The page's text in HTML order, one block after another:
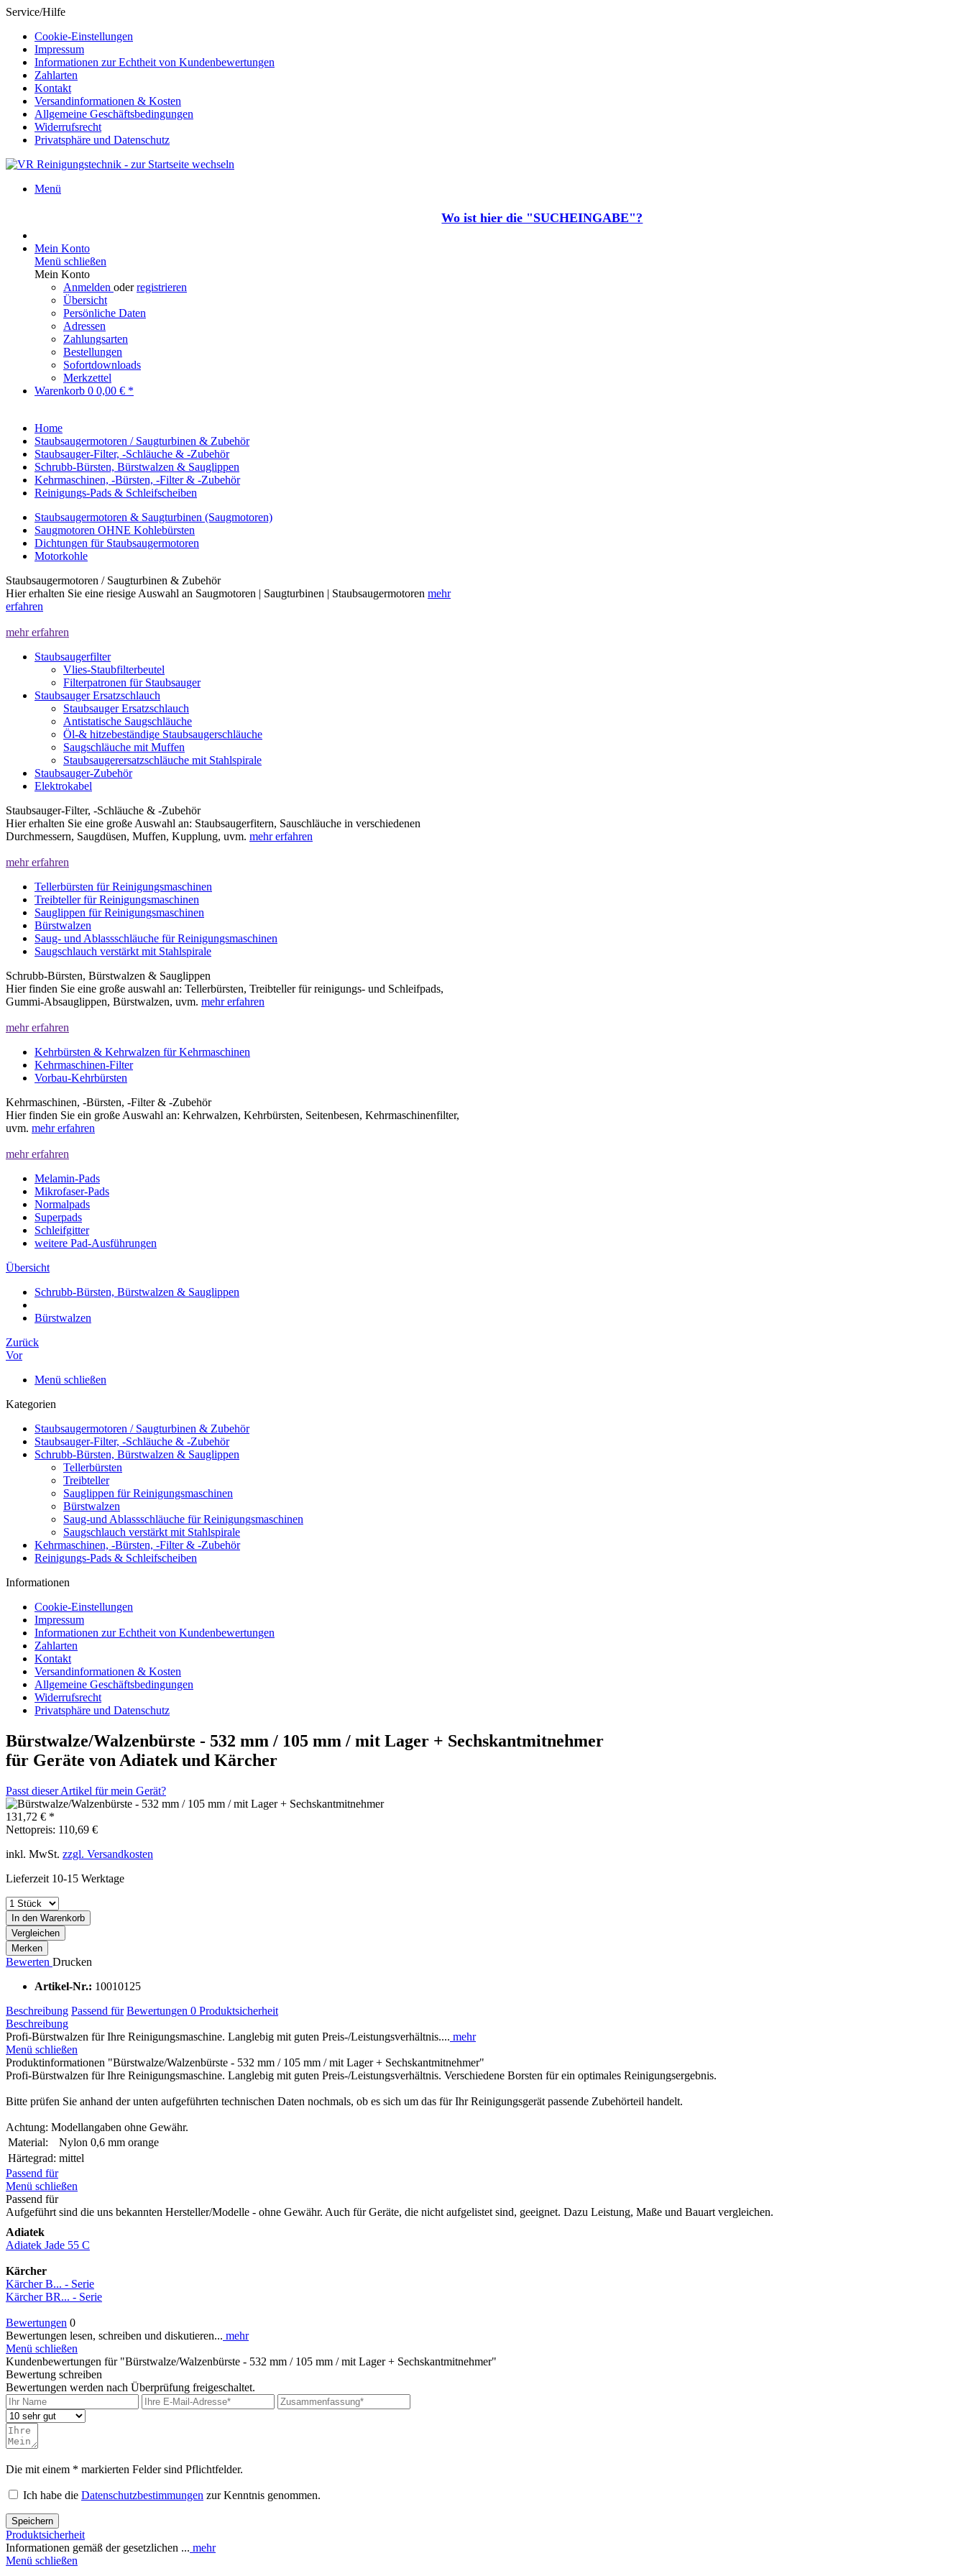
Service/Hilfe
Cookie-Einstellungen
Impressum
Informationen zur Echtheit von Kundenbewertungen
Zahlarten
Kontakt
Versandinformationen & Kosten
Allgemeine Geschäftsbedingungen
Widerrufsrecht
Privatsphäre und Datenschutz
Menü
Wo ist hier die "SUCHEINGABE"?
Mein Konto
Menü schließen
Mein Konto
Anmelden oderregistrieren
Übersicht
Persönliche Daten
Adressen
Zahlungsarten
Bestellungen
Sofortdownloads
Merkzettel
Warenkorb 0 0,00 € *
Home
Staubsaugermotoren / Saugturbinen & Zubehör
Staubsauger-Filter, -Schläuche & -Zubehör
Schrubb-Bürsten, Bürstwalzen & Sauglippen
Kehrmaschinen, -Bürsten, -Filter & -Zubehör
Reinigungs-Pads & Schleifscheiben
Staubsaugermotoren & Saugturbinen (Saugmotoren)
Saugmotoren OHNE Kohlebürsten
Dichtungen für Staubsaugermotoren
Motorkohle
Staubsaugermotoren / Saugturbinen & Zubehör
Hier erhalten Sie eine riesige Auswahl an Saugmotoren | Saugturbinen | Staubsaugermotoren mehr
erfahren
mehr erfahren
Staubsaugerfilter
Vlies-Staubfilterbeutel
Filterpatronen für Staubsauger
Staubsauger Ersatzschlauch
Staubsauger Ersatzschlauch
Antistatische Saugschläuche
Öl-& hitzebeständige Staubsaugerschläuche
Saugschläuche mit Muffen
Staubsaugerersatzschläuche mit Stahlspirale
Staubsauger-Zubehör
Elektrokabel
Staubsauger-Filter, -Schläuche & -Zubehör
Hier erhalten Sie eine große Auswahl an: Staubsaugerfitern, Sauschläuche in verschiedenen
Durchmessern, Saugdüsen, Muffen, Kupplung, uvm. mehr erfahren
mehr erfahren
Tellerbürsten für Reinigungsmaschinen
Treibteller für Reinigungsmaschinen
Sauglippen für Reinigungsmaschinen
Bürstwalzen
Saug- und Ablassschläuche für Reinigungsmaschinen
Saugschlauch verstärkt mit Stahlspirale
Schrubb-Bürsten, Bürstwalzen & Sauglippen
Hier finden Sie eine große auswahl an: Tellerbürsten, Treibteller für reinigungs- und Schleifpads,
Gummi-Absauglippen, Bürstwalzen, uvm. mehr erfahren
mehr erfahren
Kehrbürsten & Kehrwalzen für Kehrmaschinen
Kehrmaschinen-Filter
Vorbau-Kehrbürsten
Kehrmaschinen, -Bürsten, -Filter & -Zubehör
Hier finden Sie ein große Auswahl an: Kehrwalzen, Kehrbürsten, Seitenbesen, Kehrmaschinenfilter,
uvm. mehr erfahren
mehr erfahren
Melamin-Pads
Mikrofaser-Pads
Normalpads
Superpads
Schleifgitter
weitere Pad-Ausführungen
Übersicht
Schrubb-Bürsten, Bürstwalzen & Sauglippen
Bürstwalzen
Zurück
Vor
Menü schließen
Kategorien
Staubsaugermotoren / Saugturbinen & Zubehör
Staubsauger-Filter, -Schläuche & -Zubehör
Schrubb-Bürsten, Bürstwalzen & Sauglippen
Tellerbürsten
Treibteller
Sauglippen für Reinigungsmaschinen
Bürstwalzen
Saug-und Ablassschläuche für Reinigungsmaschinen
Saugschlauch verstärkt mit Stahlspirale
Kehrmaschinen, -Bürsten, -Filter & -Zubehör
Reinigungs-Pads & Schleifscheiben
Informationen
Cookie-Einstellungen
Impressum
Informationen zur Echtheit von Kundenbewertungen
Zahlarten
Kontakt
Versandinformationen & Kosten
Allgemeine Geschäftsbedingungen
Widerrufsrecht
Privatsphäre und Datenschutz
Bürstwalze/Walzenbürste - 532 mm / 105 mm / mit Lager + Sechskantmitnehmer
für Geräte von Adiatek und Kärcher
Passt dieser Artikel für mein Gerät?
131,72 € *
Nettopreis: 110,69 €
inkl. MwSt. zzgl. Versandkosten
Lieferzeit 10-15 Werktage
In den Warenkorb
Vergleichen
Merken
Bewerten Drucken
Artikel-Nr.: 10010125
Beschreibung Passend für Bewertungen 0 Produktsicherheit
Beschreibung
Profi-Bürstwalzen für Ihre Reinigungsmaschine. Langlebig mit guten Preis-/Leistungsverhältnis.... mehr
Menü schließen
Produktinformationen "Bürstwalze/Walzenbürste - 532 mm / 105 mm / mit Lager + Sechskantmitnehmer"
Profi-Bürstwalzen für Ihre Reinigungsmaschine. Langlebig mit guten Preis-/Leistungsverhältnis. Verschiedene Borsten für ein optimales Reinigungsergebnis.
Bitte prüfen Sie anhand der unten aufgeführten technischen Daten nochmals, ob es sich um das für Ihr Reinigungsgerät passende Zubehörteil handelt.
Achtung: Modellangaben ohne Gewähr.
Material:
Nylon 0,6 mm orange
Härtegrad: mittel
Passend für
Menü schließen
Passend für
Aufgeführt sind die uns bekannten Hersteller/Modelle - ohne Gewähr. Auch für Geräte, die nicht aufgelistet sind, geeignet. Dazu Leistung, Maße und Bauart vergleichen.
Adiatek
Adiatek Jade 55 C
Kärcher
Kärcher B... - Serie
Kärcher BR... - Serie
Bewertungen 0
Bewertungen lesen, schreiben und diskutieren... mehr
Menü schließen
Kundenbewertungen für "Bürstwalze/Walzenbürste - 532 mm / 105 mm / mit Lager + Sechskantmitnehmer"
Bewertung schreiben
Bewertungen werden nach Überprüfung freigeschaltet.
Die mit einem * markierten Felder sind Pflichtfelder.
Ich habe die Datenschutzbestimmungen zur Kenntnis genommen.
Speichern
Produktsicherheit
Informationen gemäß der gesetzlichen ... mehr
Menü schließen